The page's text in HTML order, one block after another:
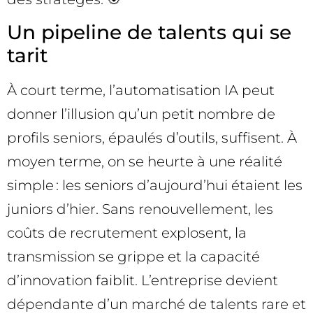
Un pipeline de talents qui se
tarit
À court terme, l’automatisation IA peut
donner l’illusion qu’un petit nombre de
profils seniors, épaulés d’outils, suffisent. À
moyen terme, on se heurte à une réalité
simple : les seniors d’aujourd’hui étaient les
juniors d’hier. Sans renouvellement, les
coûts de recrutement explosent, la
transmission se grippe et la capacité
d’innovation faiblit. L’entreprise devient
dépendante d’un marché de talents rare et